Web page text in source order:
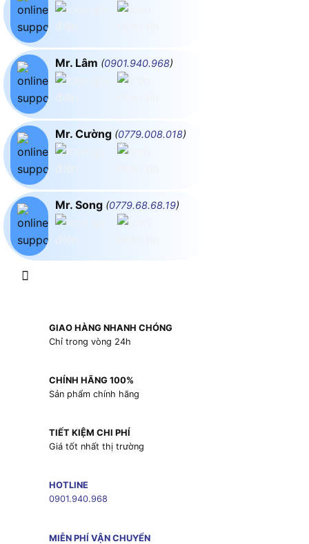
Mr. Lâm (0901.940.968)
Mr. Cường (0779.008.018)
Mr. Song (0779.68.68.19)
GIAO HÀNG NHANH CHÓNG
Chỉ trong vòng 24h
CHÍNH HÃNG 100%
Sản phẩm chính hãng
TIẾT KIỆM CHI PHÍ
Giá tốt nhất thị trường
HOTLINE
0901.940.968
MIỄN PHÍ VẬN CHUYỂN